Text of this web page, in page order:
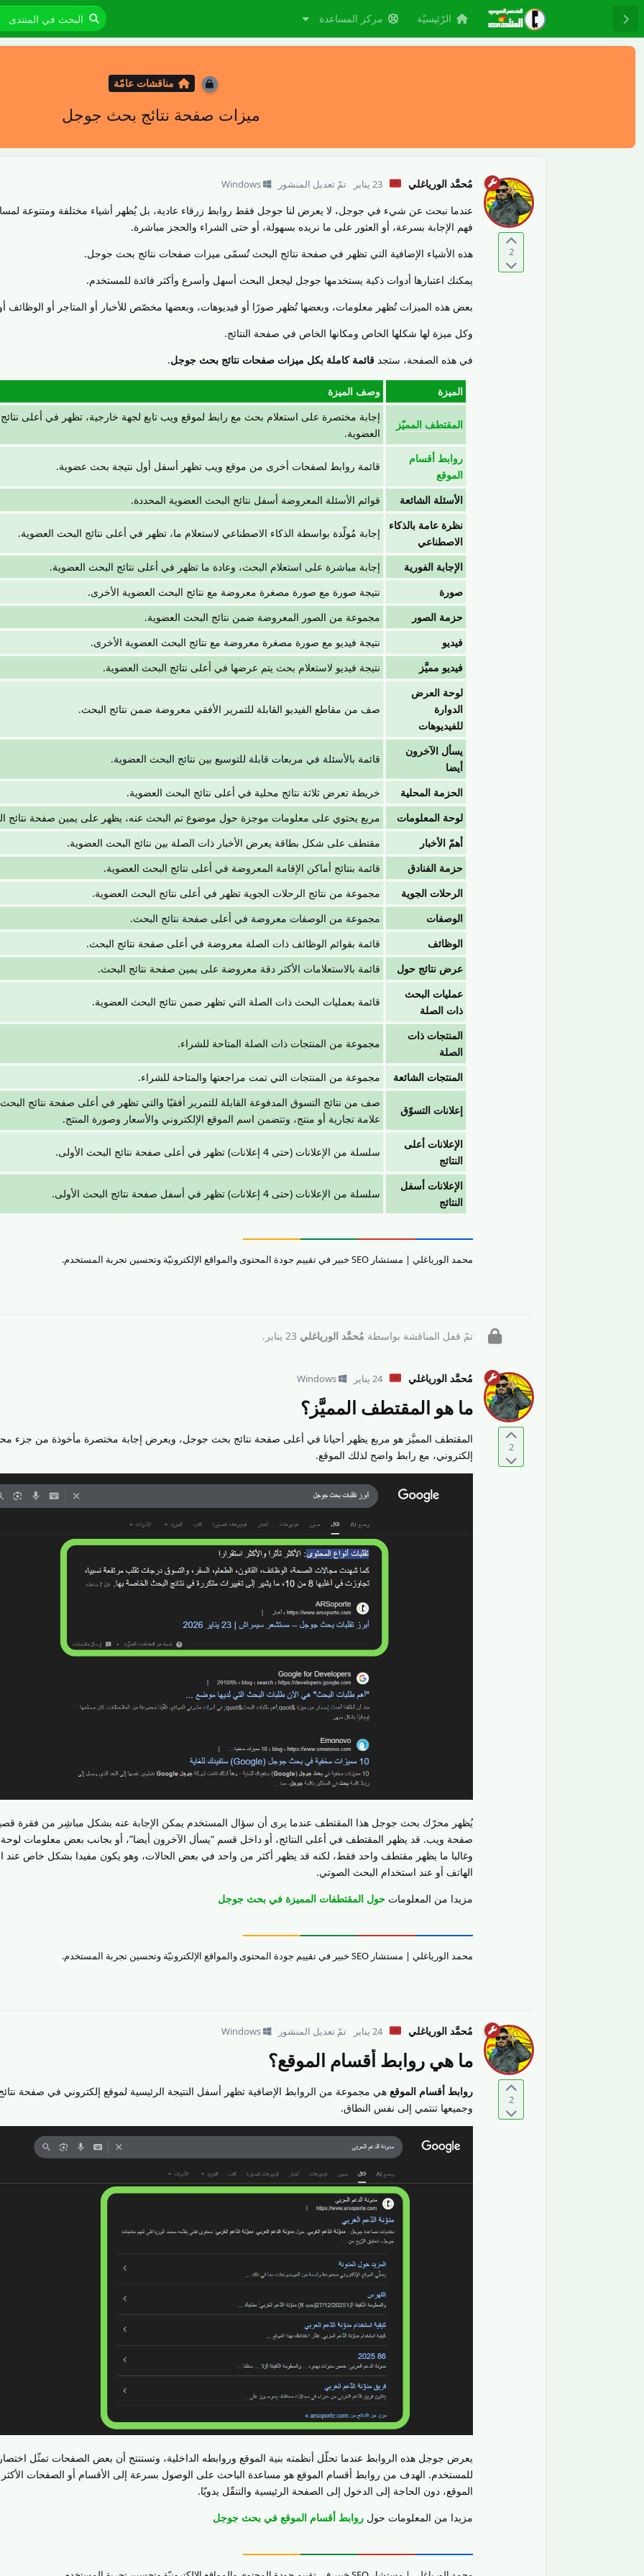
الرّئيسيّة مركز المساعدة
مناقشات عامّة
ميزات صفحة نتائج بحث جوجل
2
مُحمَّد الورياغلي 23 يناير تمّ تعديل المنشور Windows
عندما نبحث عن شيء في جوجل، لا يعرض لنا جوجل فقط روابط زرقاء عادية، بل يُظهر أشياء مختلفة ومتنوعة
فهم الإجابة بسرعة، أو العثور على ما نريده بسهولة، أو حتى الشراء والحجز مباشرة.
هذه الأشياء الإضافية التي تظهر في صفحة نتائج البحث تُسمّى ميزات صفحات نتائج بحث جوجل.
يمكنك اعتبارها أدوات ذكية يستخدمها جوجل ليجعل البحث أسهل وأسرع وأكثر فائدة للمستخدم.
بعض هذه الميزات تُظهر معلومات، وبعضها تُظهر صورًا أو فيديوهات، وبعضها مخصّص للأخبار أو المتاجر أو الوظائف
وكل ميزة لها شكلها الخاص ومكانها الخاص في صفحة النتائج.
في هذه الصفحة، ستجد قائمة كاملة بكل ميزات صفحات نتائج بحث جوجل.
الميزة وصف الميزة
المقتطف المميّز
إجابة مختصرة على استعلام بحث مع رابط لموقع ويب تابع لجهة خارجية، تظهر في أعلى
العضوية.
روابط أقسام
الموقع
قائمة روابط لصفحات أخرى من موقع ويب تظهر أسفل أول نتيجة بحث عضوية.
الأسئلة الشائعة
قوائم الأسئلة المعروضة أسفل نتائج البحث العضوية المحددة.
نظرة عامة بالذكاء
الاصطناعي
إجابة مُولّدة بواسطة الذكاء الاصطناعي لاستعلام ما، تظهر في أعلى نتائج البحث العضوية.
الإجابة الفورية
إجابة مباشرة على استعلام البحث، وعادة ما تظهر في أعلى نتائج البحث العضوية.
صورة
نتيجة صورة مع صورة مصغرة معروضة مع نتائج البحث العضوية الأخرى.
حزمة الصور
مجموعة من الصور المعروضة ضمن نتائج البحث العضوية.
فيديو
نتيجة فيديو مع صورة مصغرة معروضة مع نتائج البحث العضوية الأخرى.
فيديو مميَّز
نتيجة فيديو لاستعلام بحث يتم عرضها في أعلى نتائج البحث العضوية.
لوحة العرض
الدوارة
للفيديوهات
صف من مقاطع الفيديو القابلة للتمرير الأفقي معروضة ضمن نتائج البحث.
يسأل الآخرون
أيضا
قائمة بالأسئلة في مربعات قابلة للتوسيع بين نتائج البحث العضوية.
الحزمة المحلية
خريطة تعرض ثلاثة نتائج محلية في أعلى نتائج البحث العضوية.
لوحة المعلومات
مربع يحتوي على معلومات موجزة حول موضوع تم البحث عنه، يظهر على يمين صفحة نتائج
أهمّ الأخبار
مقتطف على شكل بطاقة يعرض الأخبار ذات الصلة بين نتائج البحث العضوية.
حزمة الفنادق
قائمة بنتائج أماكن الإقامة المعروضة في أعلى نتائج البحث العضوية.
الرحلات الجوية
مجموعة من نتائج الرحلات الجوية تظهر في أعلى نتائج البحث العضوية.
الوصفات
مجموعة من الوصفات معروضة في أعلى صفحة نتائج البحث.
الوظائف
قائمة بقوائم الوظائف ذات الصلة معروضة في أعلى صفحة نتائج البحث.
عرض نتائج حول
قائمة بالاستعلامات الأكثر دقة معروضة على يمين صفحة نتائج البحث.
عمليات البحث
ذات الصلة
قائمة بعمليات البحث ذات الصلة التي تظهر ضمن نتائج البحث العضوية.
المنتجات ذات
الصلة
مجموعة من المنتجات ذات الصلة المتاحة للشراء.
المنتجات الشائعة مجموعة من المنتجات التي تمت مراجعتها والمتاحة للشراء.
إعلانات التسوّق
صف من نتائج التسوق المدفوعة القابلة للتمرير أفقيًا والتي تظهر في أعلى صفحة نتائج
علامة تجارية أو منتج، وتتضمن اسم الموقع الإلكتروني والأسعار وصورة المنتج.
الإعلانات أعلى
النتائج
سلسلة من الإعلانات (حتى 4 إعلانات) تظهر في أعلى صفحة نتائج البحث الأولى.
الإعلانات أسفل
النتائج
سلسلة من الإعلانات (حتى 4 إعلانات) تظهر في أسفل صفحة نتائج البحث الأولى.
محمد الورياغلي | مستشار SEO خبير في تقييم جودة المحتوى والمواقع الإلكترونيّة وتحسين تجربة المستخدم.
تمّ قفل المناقشة بواسطة مُحمَّد الورياغلي 23 يناير .
2
مُحمَّد الورياغلي 24 يناير Windows
ما هو المقتطف المميَّز؟
المقتطف المميَّز هو مربع يظهر أحيانا في أعلى صفحة نتائج بحث جوجل، ويعرض إجابة مختصرة مأخوذة من جزء
إلكتروني، مع رابط واضح لذلك الموقع.
يُظهر محرّك بحث جوجل هذا المقتطف عندما يرى أن سؤال المستخدم يمكن الإجابة عنه بشكل مباشِر من فقرة
صفحة ويب. قد يظهر المقتطف في أعلى النتائج، أو داخل قسم “يسأل الآخرون أيضا”، أو بجانب بعض معلومات
وغالبا ما يظهر مقتطف واحد فقط، لكنه قد يظهر أكثر من واحد في بعض الحالات، وهو يكون مفيدا بشكل خاص عند
الهاتف أو عند استخدام البحث الصوتي.
مزيدا من المعلومات حول المقتطفات المميزة في بحث جوجل
محمد الورياغلي | مستشار SEO خبير في تقييم جودة المحتوى والمواقع الإلكترونيّة وتحسين تجربة المستخدم.
2
مُحمَّد الورياغلي 24 يناير تمّ تعديل المنشور Windows
ما هي روابط أقسام الموقع؟
روابط أقسام الموقع هي مجموعة من الروابط الإضافية تظهر أسفل النتيجة الرئيسية لموقع إلكتروني في صفحة
وجميعها تنتمي إلى نفس النطاق.
يعرض جوجل هذه الروابط عندما تحلّل أنظمته بنية الموقع وروابطه الداخلية، وتستنتج أن بعض الصفحات تمثّل
للمستخدم. الهدف من روابط أقسام الموقع هو مساعدة الباحث على الوصول بسرعة إلى الأقسام أو الصفحات
الموقع، دون الحاجة إلى الدخول إلى الصفحة الرئيسية والتنقّل يدويّا.
مزيدا من المعلومات حول روابط أقسام الموقع في بحث جوجل